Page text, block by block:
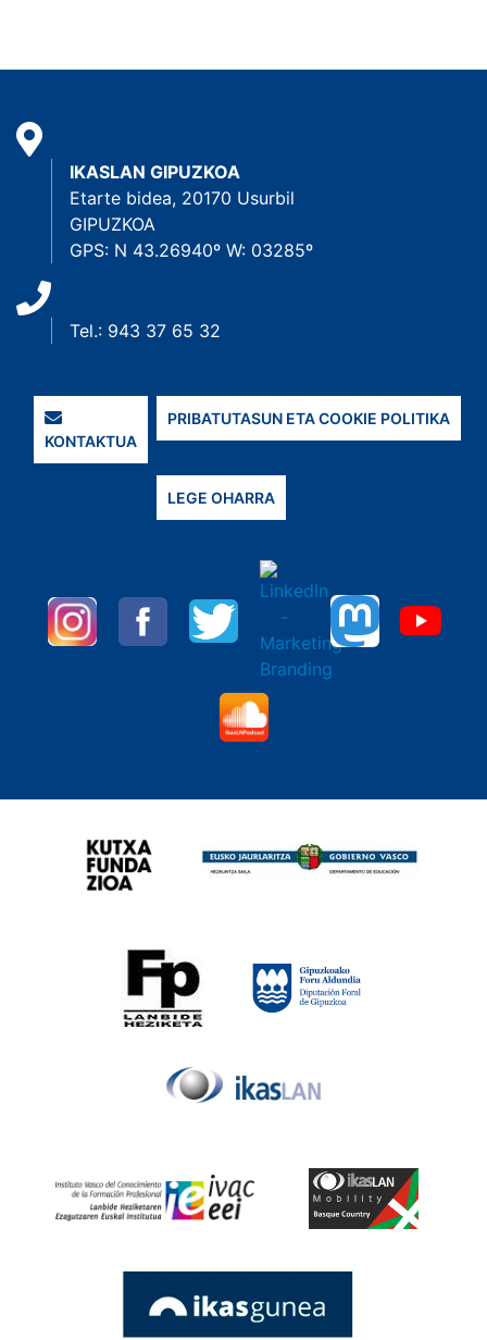
IKASLAN GIPUZKOA
Etarte bidea, 20170 Usurbil
GIPUZKOA
GPS: N 43.26940º W: 03285º
Tel.: 943 37 65 32
KONTAKTUA
PRIBATUTASUN ETA COOKIE POLITIKA
LEGE OHARRA